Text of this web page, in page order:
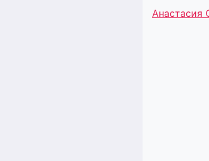
Метки
Анастасия